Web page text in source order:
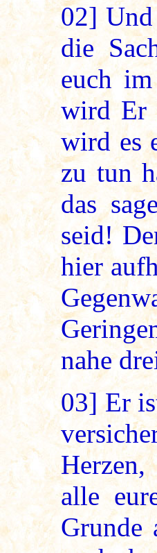
02]
die
euch
wird Er
wird es
zu tun
das
seid!
hier
nahe
03] Er
alle
Grunde